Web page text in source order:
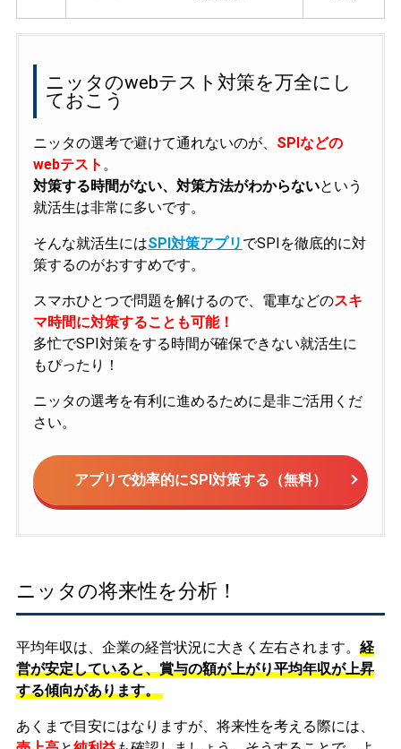
ニッタのwebテスト対策を万全にし
ておこう
ニッタの選考で避けて通れないのが、 SPIなどの
webテスト 。
対策する時間がない、対策方法がわからないという
就活生は非常に多いです。
そんな就活生にはSPI対策アプリ でSPIを徹底的に対
策するのがおすすめです。
スマホひとつで問題を解けるので、電車などのスキ
マ時間に対策することも可能！
多忙でSPI対策をする時間が確保できない就活生に
もぴったり！
ニッタの選考を有利に進めるために是非ご活用くだ
さい。
アプリで効率的にSPI対策する（無料）
ニッタの将来性を分析！
平均年収は、企業の経営状況に大きく左右されます。 経
営が安定していると、賞与の額が上がり平均年収が上昇
する傾向があります。
あくまで目安にはなりますが、将来性を考える際には、